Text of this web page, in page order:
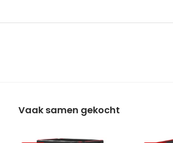
Vaak samen gekocht